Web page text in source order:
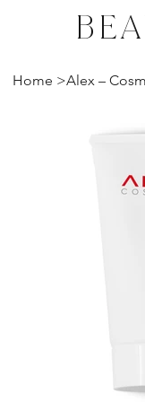
Home >Alex –